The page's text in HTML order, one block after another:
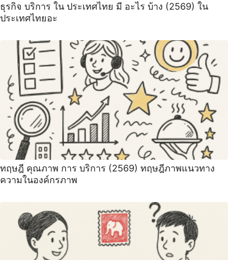
ธุรกิจ บริการ ใน ประเทศไทย มี อะไร บ้าง (2569) ใน
ประเทศไทยอะ
ทฤษฎี คุณภาพ การ บริการ (2569) ทฤษฎีภาพแนวทาง
ความในองค์กรภาพ